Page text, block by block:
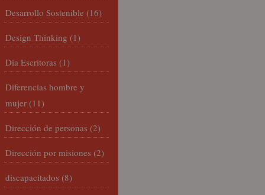
Desarrollo Sostenible (16)
Design Thinking (1)
Día Escritoras (1)
Diferencias hombre y
mujer (11)
Dirección de personas (2)
Dirección por misiones (2)
discapacitados (8)